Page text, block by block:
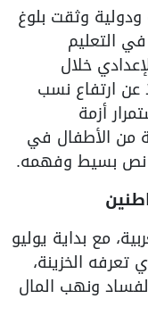
وثقت بلوغ
5.3 بالمائة في التعليم
الإعدادي خلال
2025-2026، فضلًا عن ارتفاع نسب
أزمة
لا يزال نحو 60 بالمائة من الأطفال في
نص بسيط وفهمه.
مع بداية يوليو
تعرفه الخزينة،
ونهب المال